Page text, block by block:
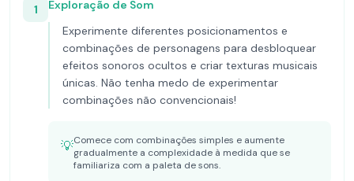
1
Exploração de Som
Experimente diferentes posicionamentos e
combinações de personagens para desbloquear
efeitos sonoros ocultos e criar texturas musicais
únicas. Não tenha medo de experimentar
combinações não convencionais!
💡Comece com combinações simples e aumente
gradualmente a complexidade à medida que se
familiariza com a paleta de sons.